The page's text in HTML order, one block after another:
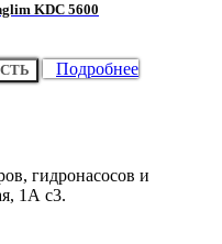
KDC 5600
Подробнее
гидронасосов и
1А с3.